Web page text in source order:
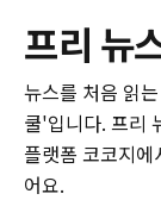
프리 뉴
뉴스를 처음 읽
쿨'입니다. 프리
플랫폼 코코지
어요.